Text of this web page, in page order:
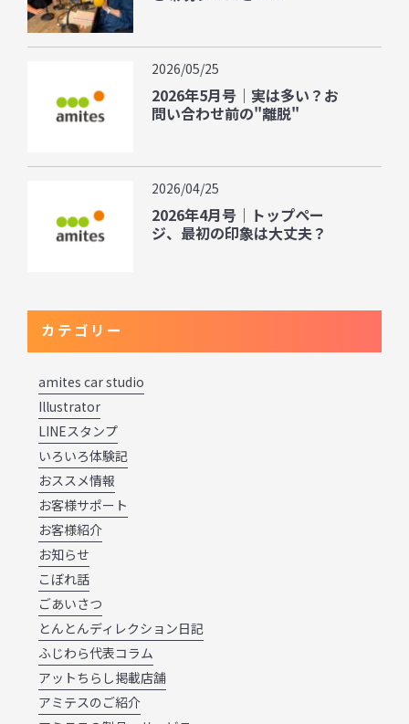
2026/05/25
2026年5月号｜実は多い？お
問い合わせ前の"離脱"
2026/04/25
2026年4月号｜トップペー
ジ、最初の印象は大丈夫？
カテゴリー
amites car studio
Illustrator
LINEスタンプ
いろいろ体験記
おススメ情報
お客様サポート
お客様紹介
お知らせ
こぼれ話
ごあいさつ
とんとんディレクション日記
ふじわら代表コラム
アットちらし掲載店舗
アミテスのご紹介